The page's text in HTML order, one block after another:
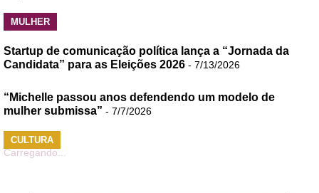
MULHER
Startup de comunicação política lança a “Jornada da
Candidata” para as Eleições 2026 - 7/13/2026
“Michelle passou anos defendendo um modelo de
mulher submissa” - 7/7/2026
CULTURA
Carregando...